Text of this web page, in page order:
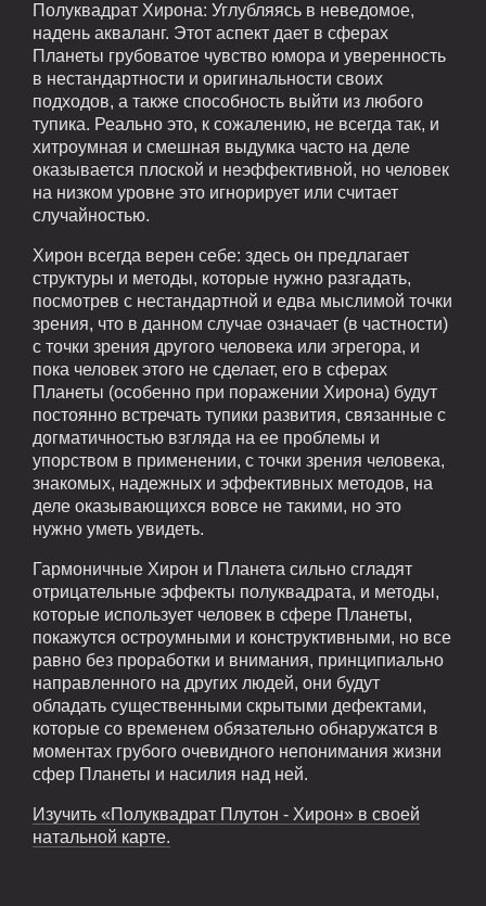
Полуквадрат Хирона: Углубляясь в неведомое,
надень акваланг. Этот аспект дает в сферах
Планеты грубоватое чувство юмора и уверенность
в нестандартности и оригинальности своих
подходов, а также способность выйти из любого
тупика. Реально это, к сожалению, не всегда так, и
хитроумная и смешная выдумка часто на деле
оказывается плоской и неэффективной, но человек
на низком уровне это игнорирует или считает
случайностью.
Хирон всегда верен себе: здесь он предлагает
структуры и методы, которые нужно разгадать,
посмотрев с нестандартной и едва мыслимой точки
зрения, что в данном случае означает (в частности)
с точки зрения другого человека или эгрегора, и
пока человек этого не сделает, его в сферах
Планеты (особенно при поражении Хирона) будут
постоянно встречать тупики развития, связанные с
догматичностью взгляда на ее проблемы и
упорством в применении, с точки зрения человека,
знакомых, надежных и эффективных методов, на
деле оказывающихся вовсе не такими, но это
нужно уметь увидеть.
Гармоничные Хирон и Планета сильно сгладят
отрицательные эффекты полуквадрата, и методы,
которые использует человек в сфере Планеты,
покажутся остроумными и конструктивными, но все
равно без проработки и внимания, принципиально
направленного на других людей, они будут
обладать существенными скрытыми дефектами,
которые со временем обязательно обнаружатся в
моментах грубого очевидного непонимания жизни
сфер Планеты и насилия над ней.
Изучить «Полуквадрат Плутон - Хирон» в своей
натальной карте.